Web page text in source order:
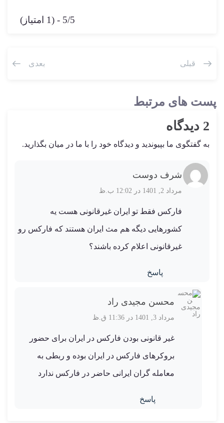
5/5 - (1 امتیاز)
قبلی بعدی
پست های مرتبط
2 دیدگاه
به گفتگوی ما بپیوندید و دیدگاه خود را با ما در میان بگذارید.
شرف دوست
مرداد 2, 1401 در 12:02 ب.ظ
فارکس فقط تو ایران غیرقانونی هست یه
کشورهایی دیگه هم مث ایران هستند که فارکس رو
غیرقانونی اعلام کرده باشند؟
پاسخ
محسن مجیدی راد
مرداد 3, 1401 در 11:36 ق.ظ
غیر قانونی بودن فارکس در ایران برای حضور
بروکرهای فارکس در ایران بوده و ربطی به
معامله گران ایرانی حاضر در فارکس ندارد
پاسخ